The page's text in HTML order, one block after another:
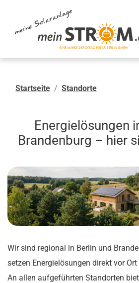
Startseite Standorte
Energielösungen
Brandenburg – hier
Wir sind regional in Berlin und
setzen Energielösungen direkt vor Ort
An allen aufgeführten Standorten